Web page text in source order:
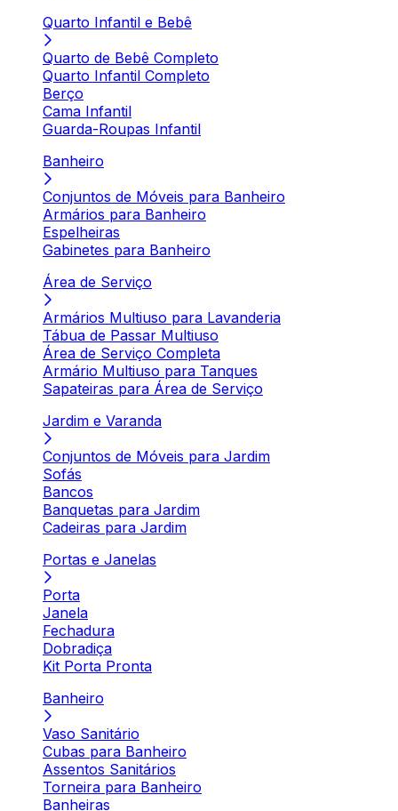
Quarto Infantil e Bebê
Quarto de Bebê Completo
Quarto Infantil Completo
Berço
Cama Infantil
Guarda-Roupas Infantil
Banheiro
Conjuntos de Móveis para Banheiro
Armários para Banheiro
Espelheiras
Gabinetes para Banheiro
Área de Serviço
Armários Multiuso para Lavanderia
Tábua de Passar Multiuso
Área de Serviço Completa
Armário Multiuso para Tanques
Sapateiras para Área de Serviço
Jardim e Varanda
Conjuntos de Móveis para Jardim
Sofás
Bancos
Banquetas para Jardim
Cadeiras para Jardim
Portas e Janelas
Porta
Janela
Fechadura
Dobradiça
Kit Porta Pronta
Banheiro
Vaso Sanitário
Cubas para Banheiro
Assentos Sanitários
Torneira para Banheiro
Banheiras